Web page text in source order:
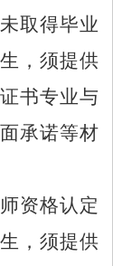
取得毕业
，须提供
书专业与
承诺等材
资格认定
，须提供